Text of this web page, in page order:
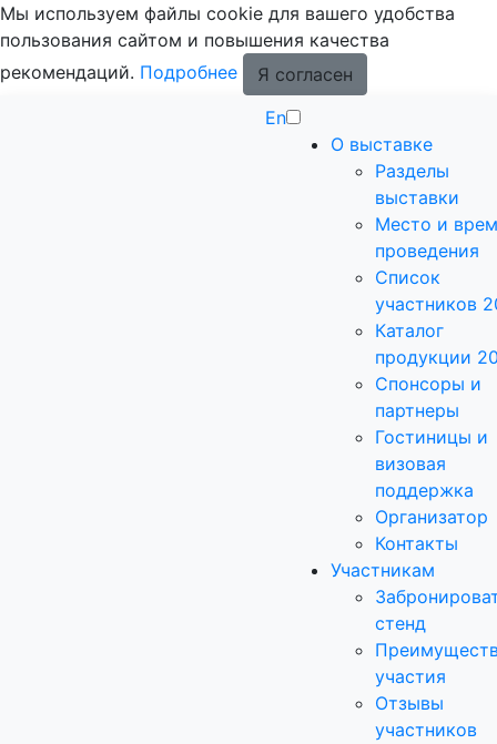
Мы используем файлы cookie для вашего удобства
пользования сайтом и повышения качества
рекомендаций. Подробнее
Я согласен
En
О выставке
Разделы
выставки
Место и
проведения
Список
участников
Каталог
продукции
Спонсоры и
партнеры
Гостиницы и
визовая
поддержка
Организатор
Контакты
Участникам
стенд
участия
Отзывы
участников